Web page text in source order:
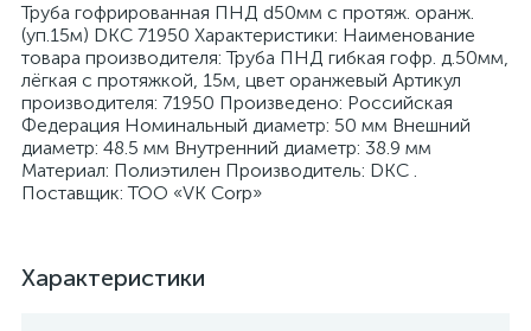
Труба гофрированная ПНД d50мм c протяж. оранж.
(уп.15м) DKC 71950 Характеристики: Наименование
товара производителя: Труба ПНД гибкая гофр. д.50мм,
лёгкая с протяжкой, 15м, цвет оранжевый Артикул
производителя: 71950 Произведено: Российская
Федерация Номинальный диаметр: 50 мм Внешний
диаметр: 48.5 мм Внутренний диаметр: 38.9 мм
Материал: Полиэтилен Производитель: DKC .
Поставщик: ТОО «VK Corp»
Характеристики